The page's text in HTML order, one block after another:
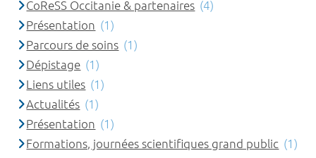
CoReSS Occitanie & partenaires (4)
Présentation (1)
Parcours de soins (1)
Dépistage (1)
Liens utiles (1)
Actualités (1)
Présentation (1)
Formations, journées scientifiques grand public (1)